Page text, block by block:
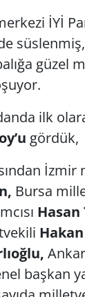
İYİ
güzel
ilk
gördük,
İzmir
Bursa
Hasan
başkan